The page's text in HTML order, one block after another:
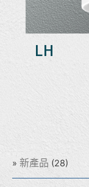
新產品 (28)
LH